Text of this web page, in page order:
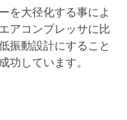
を大径化する事によ
アコンプレッサに比
振動設計にすること
功しています。